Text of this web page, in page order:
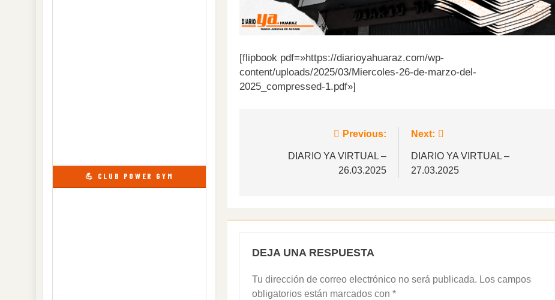
💪 CLUB POWER GYM
[flipbook pdf=»https://diarioyahuaraz.com/wp-
content/uploads/2025/03/Miercoles-26-de-marzo-del-
2025_compressed-1.pdf»]
Previous:
DIARIO YA VIRTUAL –
26.03.2025
Next:
DIARIO YA VIRTUAL –
27.03.2025
DEJA UNA RESPUESTA
Tu dirección de correo electrónico no será publicada. Los campos
obligatorios están marcados con *